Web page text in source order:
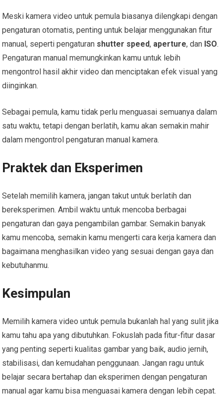
Meski kamera video untuk pemula biasanya dilengkapi dengan
pengaturan otomatis, penting untuk belajar menggunakan fitur
manual, seperti pengaturan shutter speed, aperture, dan ISO.
Pengaturan manual memungkinkan kamu untuk lebih
mengontrol hasil akhir video dan menciptakan efek visual yang
diinginkan.
Sebagai pemula, kamu tidak perlu menguasai semuanya dalam
satu waktu, tetapi dengan berlatih, kamu akan semakin mahir
dalam mengontrol pengaturan manual kamera.
Praktek dan Eksperimen
Setelah memilih kamera, jangan takut untuk berlatih dan
bereksperimen. Ambil waktu untuk mencoba berbagai
pengaturan dan gaya pengambilan gambar. Semakin banyak
kamu mencoba, semakin kamu mengerti cara kerja kamera dan
bagaimana menghasilkan video yang sesuai dengan gaya dan
kebutuhanmu.
Kesimpulan
Memilih kamera video untuk pemula bukanlah hal yang sulit jika
kamu tahu apa yang dibutuhkan. Fokuslah pada fitur-fitur dasar
yang penting seperti kualitas gambar yang baik, audio jernih,
stabilisasi, dan kemudahan penggunaan. Jangan ragu untuk
belajar secara bertahap dan eksperimen dengan pengaturan
manual agar kamu bisa menguasai kamera dengan lebih cepat.